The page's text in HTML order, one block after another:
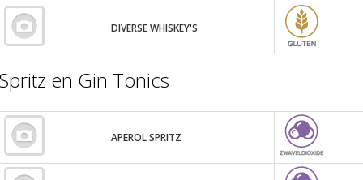
DIVERSE WHISKEY'S
Spritz en Gin Tonics
APEROL SPRITZ